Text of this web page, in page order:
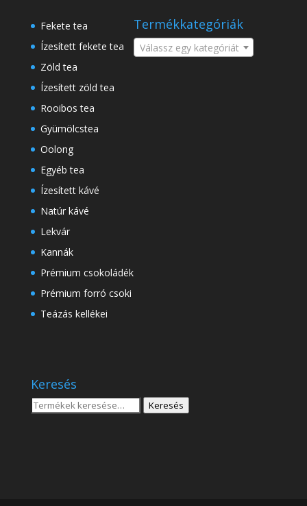
Fekete tea
Ízesített fekete tea
Zöld tea
Ízesített zöld tea
Rooibos tea
Gyümölcstea
Oolong
Egyéb tea
Ízesített kávé
Natúr kávé
Lekvár
Kannák
Prémium csokoládék
Prémium forró csoki
Teázás kellékei
Termékkategóriák
Válassz egy kategóriát
Keresés
Keresés
Keresés